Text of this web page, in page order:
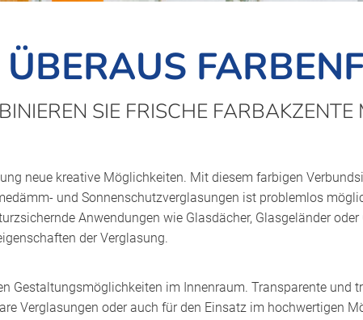
ÜBERAUS
SIE FRISCHE FARBAKZENTE
neue kreative Möglichkeiten. Mit diesem farbigen
und Sonnenschutzverglasungen ist problemlos
Anwendungen wie Glasdächer, Glasgeländer
der Verglasung.
Gestaltungsmöglichkeiten im Innenraum. Transparente
Verglasungen oder auch für den Einsatz im hochwertigen